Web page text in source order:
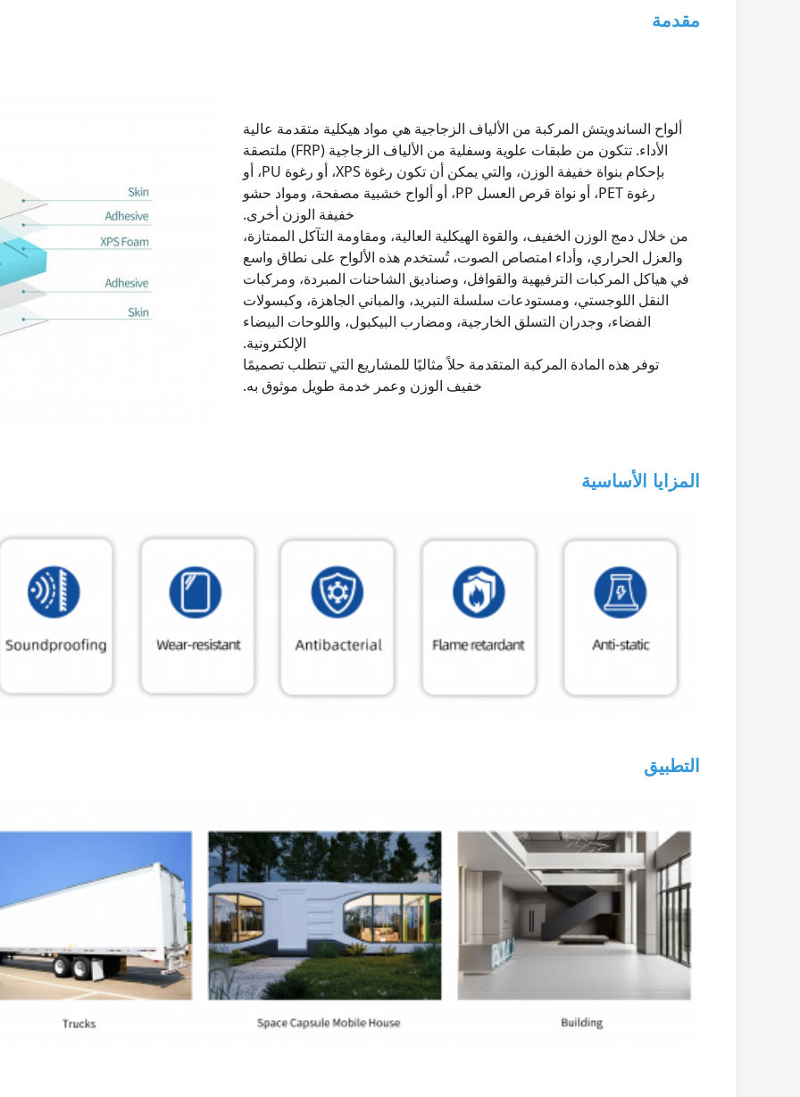
مقدمة
ألواح الساندويتش المركبة من الألياف الزجاجية هي مواد هيكلية متقدمة عالية
الأداء. تتكون من طبقات علوية وسفلية من الألياف الزجاجية (FRP) ملتصقة
بإحكام بنواة خفيفة الوزن، والتي يمكن أن تكون رغوة XPS، أو رغوة PU، أو
رغوة PET، أو نواة قرص العسل PP، أو ألواح خشبية مصفحة، ومواد حشو
خفيفة الوزن أخرى.
من خلال دمج الوزن الخفيف، والقوة الهيكلية العالية، ومقاومة التآكل الممتازة،
والعزل الحراري، وأداء امتصاص الصوت، تُستخدم هذه الألواح على نطاق واسع
في هياكل المركبات الترفيهية والقوافل، وصناديق الشاحنات المبردة، ومركبات
النقل اللوجستي، ومستودعات سلسلة التبريد، والمباني الجاهزة، وكبسولات
الفضاء، وجدران التسلق الخارجية، ومضارب البيكبول، واللوحات البيضاء
الإلكترونية.
توفر هذه المادة المركبة المتقدمة حلاً مثاليًا للمشاريع التي تتطلب تصميمًا
خفيف الوزن وعمر خدمة طويل موثوق به.
المزايا الأساسية
التطبيق